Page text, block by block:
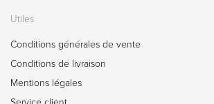
Utiles
Conditions générales de vente
Conditions de livraison
Mentions légales